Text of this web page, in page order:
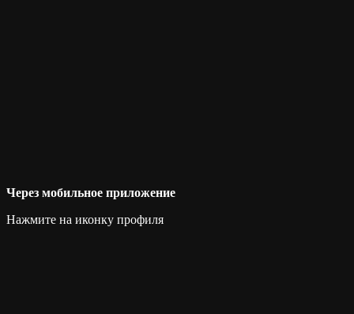
Через мобильное приложение
Нажмите на иконку профиля